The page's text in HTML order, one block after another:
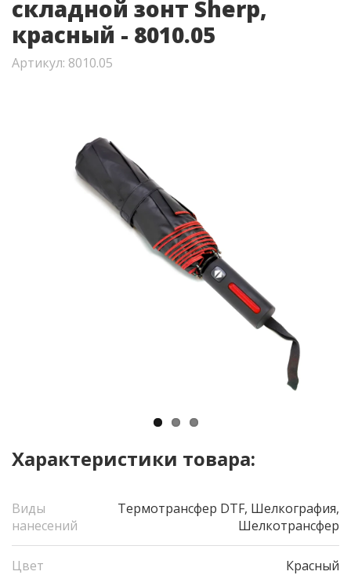
складной зонт Sherp,
красный - 8010.05
Артикул: 8010.05
Характеристики товара:
Виды
нанесений
Термотрансфер DTF, Шелкография,
Шелкотрансфер
Цвет Красный